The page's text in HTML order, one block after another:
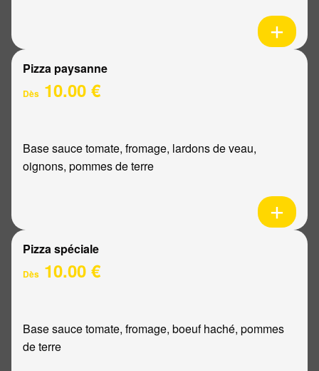
Pizza paysanne
Dès 10.00 €
Base sauce tomate, fromage, lardons de veau,
oignons, pommes de terre
Pizza spéciale
Dès 10.00 €
Base sauce tomate, fromage, boeuf haché, pommes
de terre